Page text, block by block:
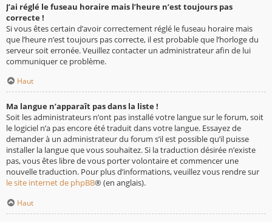
J’ai réglé le fuseau horaire mais l’heure n’est toujours pas
correcte !
Si vous êtes certain d’avoir correctement réglé le fuseau horaire mais
que l’heure n’est toujours pas correcte, il est probable que l’horloge du
serveur soit erronée. Veuillez contacter un administrateur afin de lui
communiquer ce problème.
Haut
Ma langue n’apparaît pas dans la liste !
Soit les administrateurs n’ont pas installé votre langue sur le forum, soit
le logiciel n’a pas encore été traduit dans votre langue. Essayez de
demander à un administrateur du forum s’il est possible qu’il puisse
installer la langue que vous souhaitez. Si la traduction désirée n’existe
pas, vous êtes libre de vous porter volontaire et commencer une
nouvelle traduction. Pour plus d’informations, veuillez vous rendre sur
le site internet de phpBB® (en anglais).
Haut